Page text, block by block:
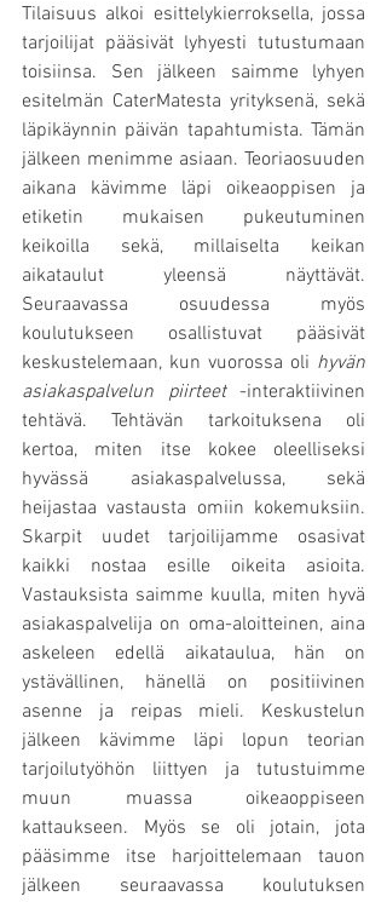
Tilaisuus alkoi esittelykierroksella, jossa
tarjoilijat pääsivät lyhyesti tutustumaan
toisiinsa. Sen jälkeen saimme lyhyen
esitelmän CaterMatesta yrityksenä, sekä
läpikäynnin päivän tapahtumista. Tämän
jälkeen menimme asiaan. Teoriaosuuden
aikana kävimme läpi oikeaoppisen ja
etiketin mukaisen pukeutuminen
keikoilla sekä, millaiselta keikan
aikataulut yleensä näyttävät.
Seuraavassa osuudessa myös
koulutukseen osallistuvat pääsivät
keskustelemaan, kun vuorossa oli hyvän
asiakaspalvelun piirteet -interaktiivinen
tehtävä. Tehtävän tarkoituksena oli
kertoa, miten itse kokee oleelliseksi
hyvässä asiakaspalvelussa, sekä
heijastaa vastausta omiin kokemuksiin.
Skarpit uudet tarjoilijamme osasivat
kaikki nostaa esille oikeita asioita.
Vastauksista saimme kuulla, miten hyvä
asiakaspalvelija on oma-aloitteinen, aina
askeleen edellä aikataulua, hän on
ystävällinen, hänellä on positiivinen
asenne ja reipas mieli. Keskustelun
jälkeen kävimme läpi lopun teorian
tarjoilutyöhön liittyen ja tutustuimme
muun muassa oikeaoppiseen
kattaukseen. Myös se oli jotain, jota
pääsimme itse harjoittelemaan tauon
jälkeen seuraavassa koulutuksen